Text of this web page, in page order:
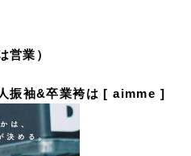
営業）
振袖&卒業袴は [ aimme ]